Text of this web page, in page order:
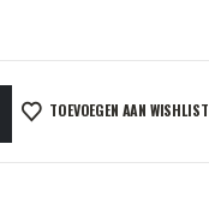
TOEVOEGEN AAN WISHLIST